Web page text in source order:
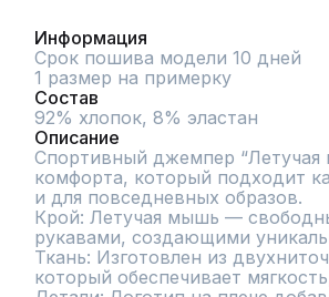
Информация
Срок пошива модели 10 дней
1 размер на примерку
Состав
92% хлопок, 8% эластан
Описание
Спортивный джемпер
комфорта, который подходит
и для повседневных образов.
Крой: Летучая мышь —
рукавами, создающими
Ткань: Изготовлен из
который обеспечивает